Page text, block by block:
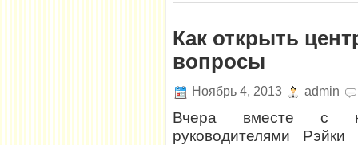
Как открыть
вопросы
Ноябрь 4, 2013 admin
Вчера вместе с
руководителями